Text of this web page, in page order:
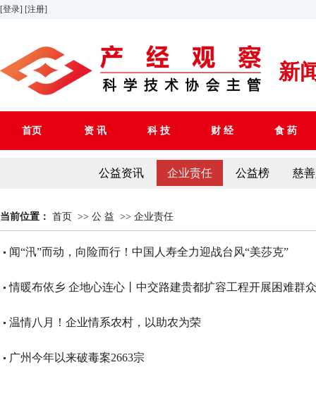
[登录] [注册]
新
首页 资 讯 科 技 财 经 食 药
公益资讯 企业责任 公益榜 慈
当前位置： 首页 >> 公 益 >> 企业责任
闻“汛”而动，向险而行！中国人寿全力迎战台风“美莎克”
情暖布依乡 企地心连心丨中交路建贵都扩容工程开展困难群
温情八月！企业情系农村，以助农为荣
广州今年以来破毒案2663宗